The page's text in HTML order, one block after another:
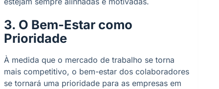
3. O Bem-Estar como
Prioridade
À medida que o mercado de trabalho se torna
mais competitivo, o bem-estar dos colaboradores
se tornará uma prioridade para as empresas em